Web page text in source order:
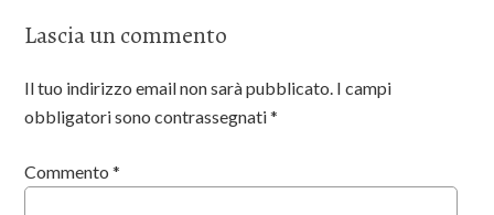
Lascia un commento
Il tuo indirizzo email non sarà pubblicato. I campi
obbligatori sono contrassegnati*
Commento*